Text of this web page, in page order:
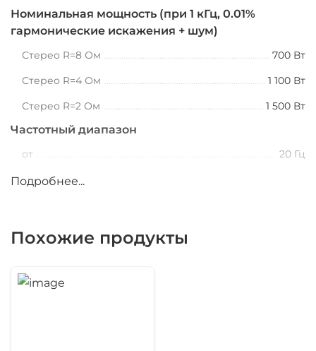
Номинальная мощность (при 1 кГц, 0.01%
гармонические искажения + шум)
Стерео R=8 Ом
700 Вт
Стерео R=4 Ом
1 100 Вт
Стерео R=2 Ом
1 500 Вт
Частотный диапазон
от
20 Гц
до
Демпинг фактор (10-400 Гц при 8 Ом) 1:
Скорость нарастания выходного сигнала
Подробнее...
Похожие продукты